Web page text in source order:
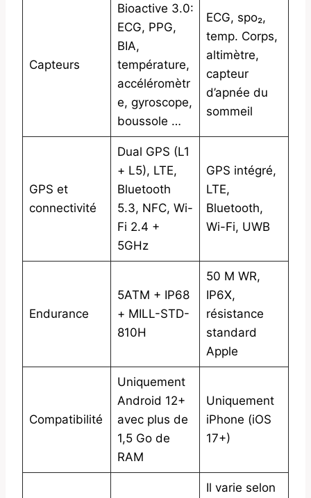
Capteurs
Bioactive 3.0:
ECG, PPG,
BIA,
température,
accéléromètr
e, gyroscope,
boussole …
ECG, spo₂,
temp. Corps,
altimètre,
capteur
d’apnée du
sommeil
GPS et
connectivité
Dual GPS (L1
+ L5), LTE,
Bluetooth
5.3, NFC, Wi-
Fi 2.4 +
5GHz
GPS intégré,
LTE,
Bluetooth,
Wi-Fi, UWB
Endurance
5ATM + IP68
+ MILL-STD-
810H
50 M WR,
IP6X,
résistance
standard
Apple
Compatibilité
Uniquement
Android 12+
avec plus de
1,5 Go de
RAM
Uniquement
iPhone (iOS
17+)
Il varie selon